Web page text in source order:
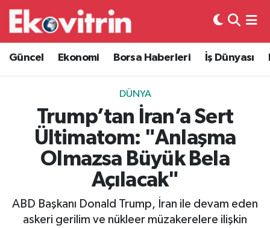
Güncel Ekonomi Borsa Haberleri İş Dünyası
DÜNYA
Trump’tan İran’a Sert
Ültimatom: "Anlaşma
Olmazsa Büyük Bela
Açılacak"
ABD Başkanı Donald Trump, İran ile devam eden
askeri gerilim ve nükleer müzakerelere ilişkin
Güncel
Ekonomi
Borsa Haberleri
İş Dünyası
Lojistik
Otovitrin
Hava Durumu
Trafik Durumu
Süper Lig Puan Durumu ve Fikstür
Tüm Manşetler
Son Dakika Haberleri
Haber Arşivi